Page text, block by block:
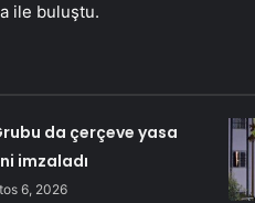
ile buluştu.
da çerçeve yasa
imzaladı
6, 2026